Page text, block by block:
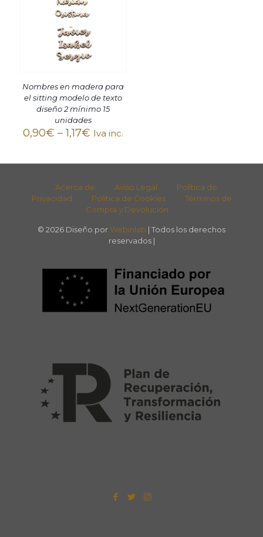
Nombres en madera para
el sitting modelo de texto
diseño 2 mínimo 15
unidades
0,90€ –1,17€ Iva inc.
Acerca de Aviso Legal
Política de
Privacidad
Política de Cookies
Términos de
Compra y Devolución
© 2026 Diseño por Webinlab | Todos los derechos
reservados |